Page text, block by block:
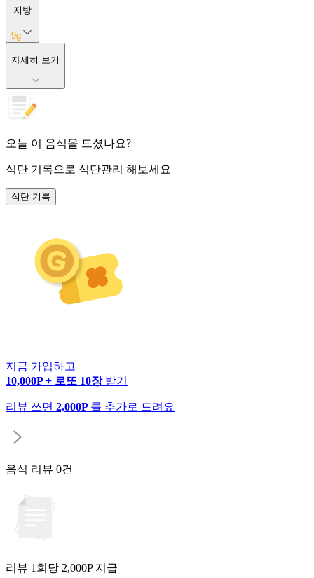
지방
9g
자세히 보기
오늘 이 음식을 드셨나요?
식단 기록으로 식단관리 해보세요
식단 기록
지금 가입하고
10,000P + 로또 10장 받기
리뷰 쓰면 2,000P 를 추가로 드려요
음식 리뷰 0건
리뷰 1회당 2,000P 지급